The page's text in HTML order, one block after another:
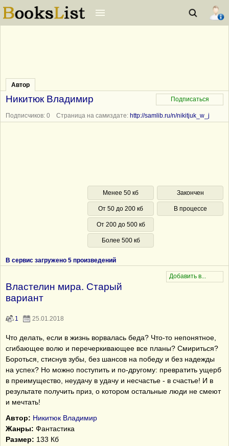
Автор
Никитюк Владимир
Подписчиков: 0 Страница на самиздате: http://samlib.ru/n/nikitjuk_w_j
Менее 50 кб
От 50 до 200 кб
От 200 до 500 кб
Более 500 кб
Закончен
В процессе
В сервис загружено 5 произведений
Властелин мира. Старый
вариант
1 25.01.2018
Что делать, если в жизнь ворвалась беда? Что-то непонятное,
сгибающее волю и перечеркивающее все планы? Смириться?
Бороться, стиснув зубы, без шансов на победу и без надежды
на успех? Но можно поступить и по-другому: превратить ущерб
в преимущество, неудачу в удачу и несчастье - в счастье! И в
результате получить приз, о котором остальные люди не смеют
и мечтать!
Автор: Никитюк Владимир
Жанры: Фантастика
Размер: 133 Кб